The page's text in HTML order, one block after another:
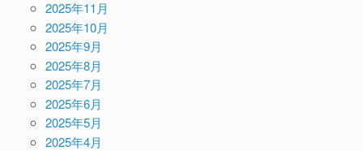
2025年11月
2025年10月
2025年9月
2025年8月
2025年7月
2025年6月
2025年5月
2025年4月